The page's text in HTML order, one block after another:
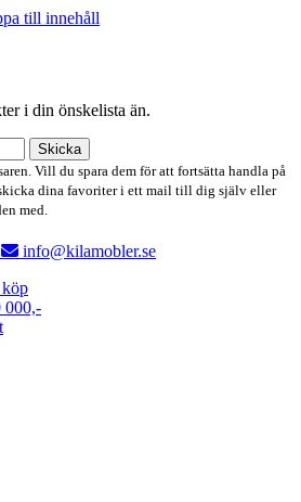
till innehåll
i din önskelista än.
Skicka
Vill du spara dem för att fortsätta handla på
dina favoriter i ett mail till dig själv eller
med.
info@kilamobler.se
köp
000,-